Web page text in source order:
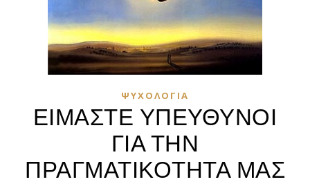
ΨΥΧΟΛΟΓΊΑ
ΕΙΜΑΣΤΕ ΥΠΕΥΘΥΝΟΙ
ΓΙΑ ΤΗΝ
ΠΡΑΓΜΑΤΙΚΟΤΗΤΑ ΜΑΣ